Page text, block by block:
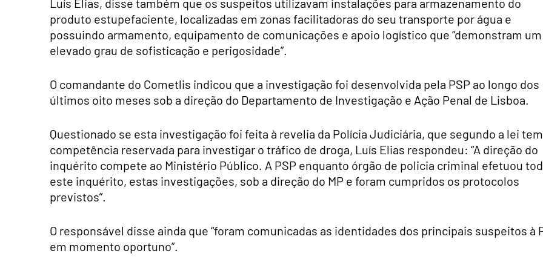
produto estupefaciente, localizadas em zonas facilitadoras do seu transporte por água e
possuindo armamento, equipamento de comunicações e apoio logístico que “demonstram um
elevado grau de sofisticação e perigosidade”.
O comandante do Cometlis indicou que a investigação foi desenvolvida pela PSP ao longo dos
últimos oito meses sob a direção do Departamento de Investigação e Ação Penal de Lisboa.
Questionado se esta investigação foi feita à revelia da Polícia Judiciária, que segundo a lei
competência reservada para investigar o tráfico de droga, Luís Elias respondeu: “A direção do
inquérito compete ao Ministério Público. A PSP enquanto órgão de policia criminal efetuou
este inquérito, estas investigações, sob a direção do MP e foram cumpridos os protocolos
previstos”.
O responsável disse ainda que “foram comunicadas as identidades dos principais suspeitos à
em momento oportuno”.